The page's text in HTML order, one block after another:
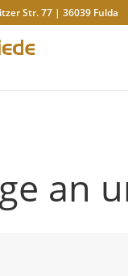
Str. 77 | 36039 Fulda
an